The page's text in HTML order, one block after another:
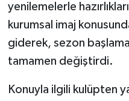
yenilemelerle
kurumsal imaj
giderek, sezon
tamamen değiştirdi.
Konuyla ilgili kulüpten